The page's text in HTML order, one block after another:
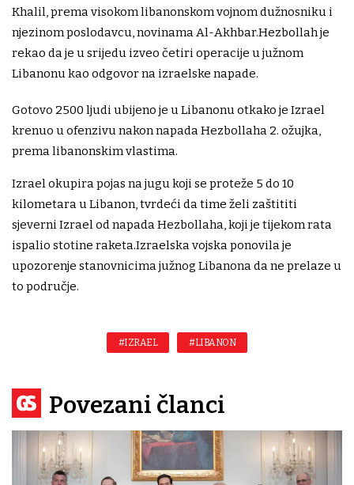
Khalil, prema visokom libanonskom vojnom dužnosniku i
njezinom poslodavcu, novinama Al-Akhbar.Hezbollah je
rekao da je u srijedu izveo četiri operacije u južnom
Libanonu kao odgovor na izraelske napade.
Gotovo 2500 ljudi ubijeno je u Libanonu otkako je Izrael
krenuo u ofenzivu nakon napada Hezbollaha 2. ožujka,
prema libanonskim vlastima.
Izrael okupira pojas na jugu koji se proteže 5 do 10
kilometara u Libanon, tvrdeći da time želi zaštititi
sjeverni Izrael od napada Hezbollaha, koji je tijekom rata
ispalio stotine raketa.Izraelska vojska ponovila je
upozorenje stanovnicima južnog Libanona da ne prelaze u
to područje.
#IZRAEL #LIBANON
Povezani članci